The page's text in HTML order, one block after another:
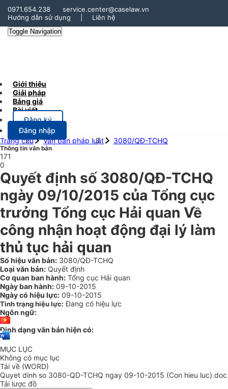
0971.654.238
service.center@caselaw.vn
Hướng dẫn sử dụng
Liên hệ
Toggle Navigation
Giới thiệu
Giải pháp
Bảng giá
Bài viết
Đăng ký
Đăng nhập
Trang chủ
Văn bản pháp luật 3080/QĐ-TCHQ
Thông tin văn bản
171
0
Quyết định số 3080/QĐ-TCHQ
ngày 09/10/2015 của Tổng cục
trưởng Tổng cục Hải quan Về
công nhận hoạt động đại lý làm
thủ tục hải quan
Số hiệu văn bản: 3080/QĐ-TCHQ
Loại văn bản: Quyết định
Cơ quan ban hành: Tổng cục Hải quan
Ngày ban hành: 09-10-2015
Ngày có hiệu lực: 09-10-2015
Tình trạng hiệu lực: Đang có hiệu lực
Ngôn ngữ:
Định dạng văn bản hiện có:
MỤC LỤC
Không có mục lục
Tải về (WORD)
Quyet dinh so 3080-QD-TCHQ ngay 09-10-2015 (Con hieu luc).doc
Tải lược đồ